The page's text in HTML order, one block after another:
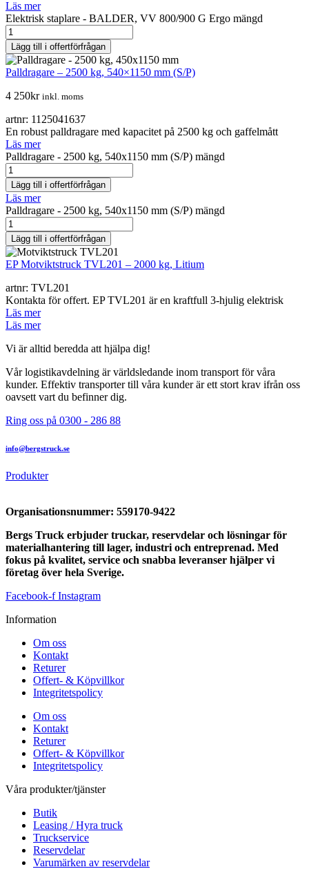
Läs mer
Elektrisk staplare - BALDER, VV 800/900 G Ergo mängd
Lägg till i offertförfrågan
Palldragare – 2500 kg, 540×1150 mm (S/P)
4 250kr inkl. moms
artnr: 1125041637
En robust palldragare med kapacitet på 2500 kg och gaffelmått
Läs mer
Palldragare - 2500 kg, 540x1150 mm (S/P) mängd
Lägg till i offertförfrågan
Läs mer
Palldragare - 2500 kg, 540x1150 mm (S/P) mängd
Lägg till i offertförfrågan
EP Motviktstruck TVL201 – 2000 kg, Litium
artnr: TVL201
Kontakta för offert. EP TVL201 är en kraftfull 3-hjulig elektrisk
Läs mer
Läs mer
Vi är alltid beredda att hjälpa dig!
Vår logistikavdelning är världsledande inom transport för våra
kunder. Effektiv transporter till våra kunder är ett stort krav ifrån oss
oavsett vart du befinner dig.
Ring oss på 0300 - 286 88
info@bergstruck.se
Produkter
Organisationsnummer: 559170-9422
Bergs Truck erbjuder truckar, reservdelar och lösningar för
materialhantering till lager, industri och entreprenad. Med
fokus på kvalitet, service och snabba leveranser hjälper vi
företag över hela Sverige.
Facebook-f Instagram
Information
Om oss
Kontakt
Returer
Offert- & Köpvillkor
Integritetspolicy
Om oss
Kontakt
Returer
Offert- & Köpvillkor
Integritetspolicy
Våra produkter/tjänster
Butik
Leasing / Hyra truck
Truckservice
Reservdelar
Varumärken av reservdelar